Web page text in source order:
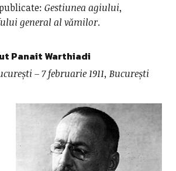
Gestiunea agiului,
general al vămilor.
Panait Warthiadi
– 7 februarie 1911, București